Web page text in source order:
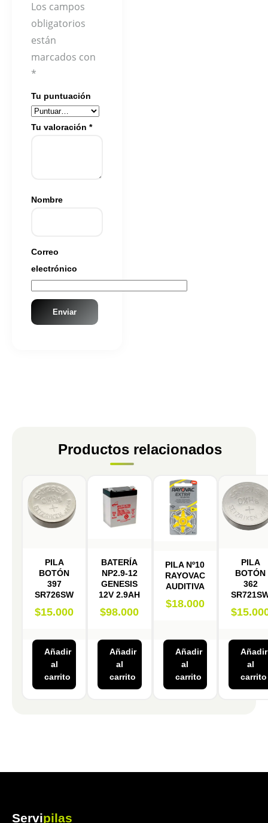
Los campos
obligatorios
están
marcados con
*
Tu puntuación
Tu valoración *
Nombre
Correo
electrónico
Productos relacionados
PILA
BOTÓN
397
SR726SW
$15.000
Añadir
al
carrito
BATERÍA
NP2.9-12
GENESIS
12V 2.9AH
$98.000
Añadir
al
carrito
PILA Nº10
RAYOVAC
AUDITIVA
$18.000
Añadir
al
carrito
PILA
BOTÓN
362
$
Añadir
al
carrito
Servipilas